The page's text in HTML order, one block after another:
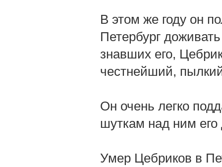
В этом же году он
Петербург
знавших его,
честнейший,
Он очень легко
шуткам над ним его
Умер Цебриков в